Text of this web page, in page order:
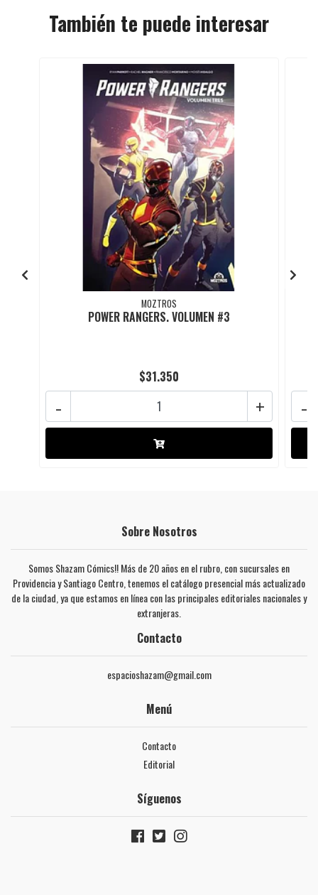
También te puede interesar
MOZTROS
POWER RANGERS. VOLUMEN #3
$31.350
+
- -
Sobre Nosotros
Somos Shazam Cómics!! Más de 20 años en el rubro, con sucursales en
Providencia y Santiago Centro, tenemos el catálogo presencial más actualizado
de la ciudad, ya que estamos en línea con las principales editoriales nacionales y
extranjeras.
Contacto
espacioshazam@gmail.com
Menú
Contacto
Editorial
Síguenos